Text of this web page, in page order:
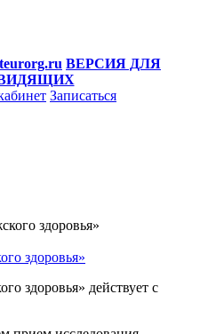
ВЕРСИЯ ДЛЯ
Записаться
здоровья»
здоровья» действует с